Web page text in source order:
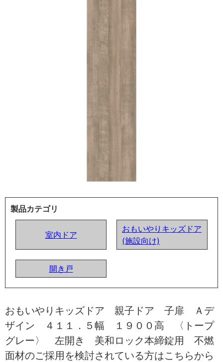
製品カテゴリ
室内ドア
おもいやりキッズドア
(施設向け)
開き戸
おもいやりキッズドア 親子ドア 子扉 Ａデ
ザイン ４１１．５幅 １９００高 〈トープ
グレー〉 左開き 美和ロック本締錠用 不燃
面材のご採用を検討されている方はこちらから